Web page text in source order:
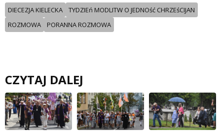
DIECEZJA KIELECKA
TYDZIEń MODLITW O JEDNOść CHRZEśCIJAN
ROZMOWA
PORANNA ROZMOWA
CZYTAJ DALEJ